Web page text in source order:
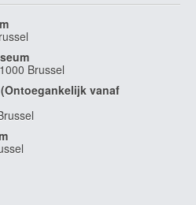
(Nederland) 1664
Brussel
vanaf